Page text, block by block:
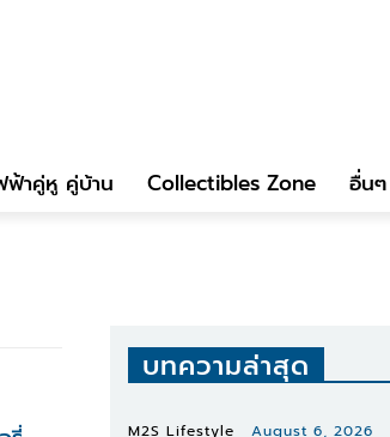
ฟ้าคู่หู คู่บ้าน Collectibles Zone อื่นๆ
บทความล่าสุด
M2S Lifestyle August 6, 2026